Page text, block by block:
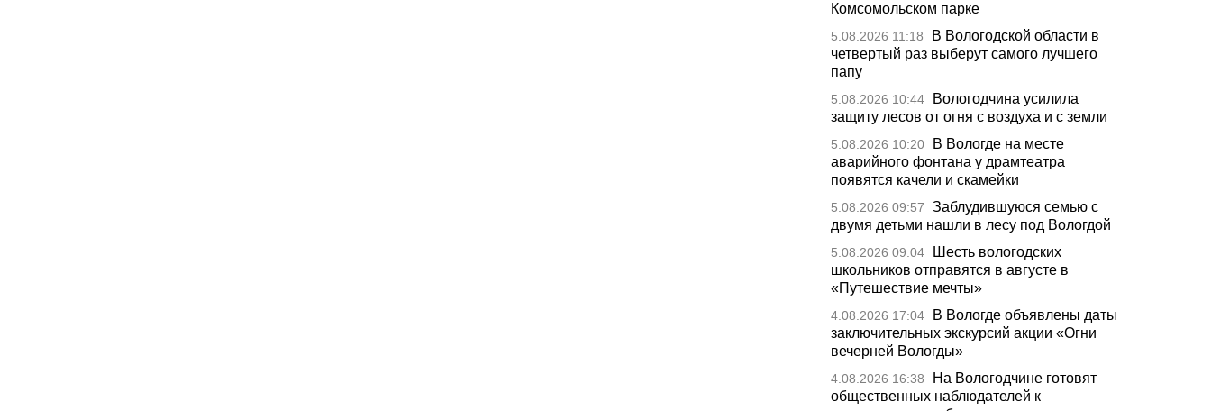
Комсомольском парке
5.08.2026 11:18
В Вологодской области в
четвертый раз выберут самого лучшего
папу
5.08.2026 10:44
Вологодчина усилила
защиту лесов от огня с воздуха и с земли
5.08.2026 10:20
В Вологде на месте
аварийного фонтана у драмтеатра
появятся качели и скамейки
5.08.2026 09:57
Заблудившуюся семью с
двумя детьми нашли в лесу под Вологдой
5.08.2026 09:04
Шесть вологодских
школьников отправятся в августе в
«Путешествие мечты»
4.08.2026 17:04
В Вологде объявлены даты
заключительных экскурсий акции «Огни
вечерней Вологды»
4.08.2026 16:38
На Вологодчине готовят
общественных наблюдателей к